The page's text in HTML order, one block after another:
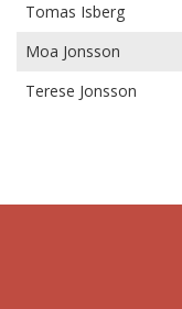
Tomas Isberg
Moa Jonsson
Terese Jonsson